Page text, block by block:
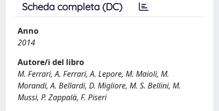
Scheda completa (DC)
Anno
2014
Autore/i del libro
M. Ferrari, A. Ferrari, A. Lepore, M. Maioli, M.
Morandi, A. Bellardi, D. Migliore, M. S. Bellini, M.
Mussi, P. Zappalà, F. Piseri